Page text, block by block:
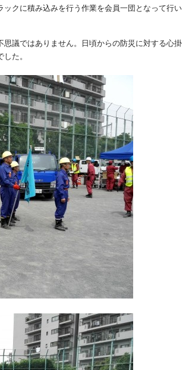
クに積み込みを行う作業を会員一団となって行い
議ではありません。日頃からの防災に対する心掛
た。